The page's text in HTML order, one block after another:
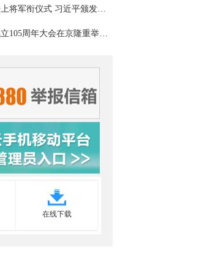
中央军委举行晋升上将军衔仪式 习近平颁发命令状并向晋衔的军官表示祝贺
庆祝中国共产党成立105周年大会在京隆重举行 习近平发表重要讲话
在线下载